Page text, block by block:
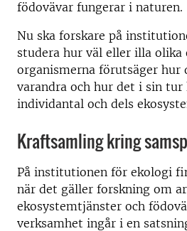
födovävar fungerar i naturen.
Nu ska forskare på
studera hur väl eller illa olika
organismerna förutsäger hur
varandra och hur det i sin tur
individantal och dels
Kraftsamling kring
På institutionen för ekologi
när det gäller forskning om
ekosystemtjänster och
verksamhet ingår i en